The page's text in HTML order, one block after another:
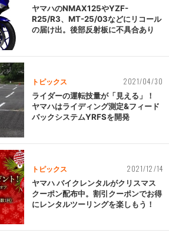
ヤマハのNMAX125やYZF-
R25/R3、MT-25/03などにリコール
の届け出。後部反射板に不具合あり
トピックス 2021/04/30
ライダーの運転技量が「見える」！
ヤマハはライディング測定&フィード
バックシステムYRFSを開発
トピックス 2021/12/14
ヤマハ バイクレンタルがクリスマス
クーポン配布中。割引クーポンでお得
にレンタルツーリングを楽しもう！